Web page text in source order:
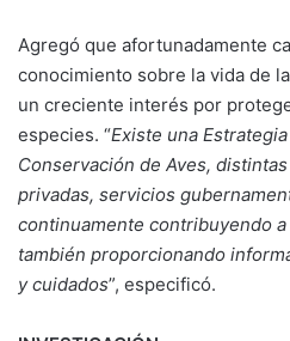
Agregó que afortunadamente
conocimiento sobre la vida de
un creciente interés por
especies. “Existe una
Conservación de Aves,
privadas, servicios
continuamente contribuyendo
también proporcionando
y cuidados”, especificó.